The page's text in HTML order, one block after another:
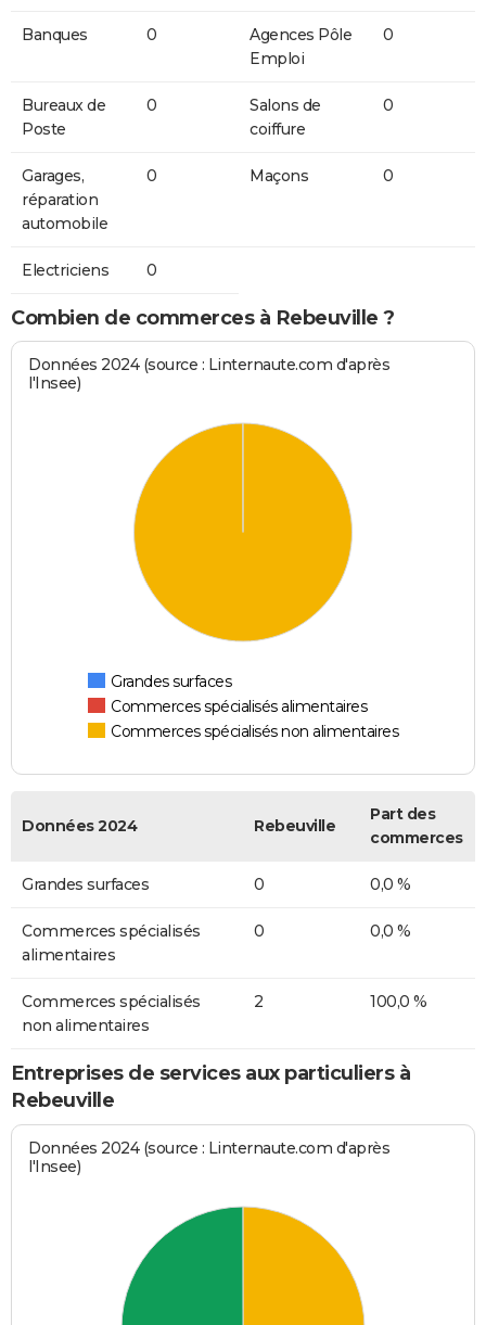
Banques 0
Agences Pôle
Emploi
0
Bureaux de
Poste
0
Salons de
coiffure
0
Garages,
réparation
automobile
0 Maçons 0
Electriciens 0
Combien de commerces à Rebeuville ?
Données 2024 (source : Linternaute.com d'après
l'Insee)
Grandes surfaces
Commerces spécialisés alimentaires
Commerces spécialisés non alimentaires
Données 2024 Rebeuville
Part des
commerces
Grandes surfaces 0 0,0 %
Commerces spécialisés
alimentaires
0 0,0 %
Commerces spécialisés
non alimentaires
2 100,0 %
Entreprises de services aux particuliers à
Rebeuville
Données 2024 (source : Linternaute.com d'après
l'Insee)